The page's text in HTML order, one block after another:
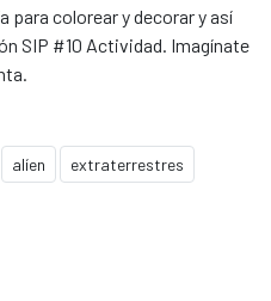
para colorear y decorar y así
SIP #10 Actividad. Imagínate
alíen extraterrestres